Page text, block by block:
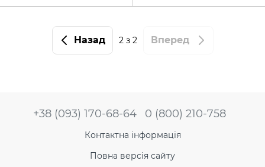
Назад 2з 2 Вперед
+38 (093) 170-68-64 0 (800) 210-758
Контактна інформація
Повна версія сайту